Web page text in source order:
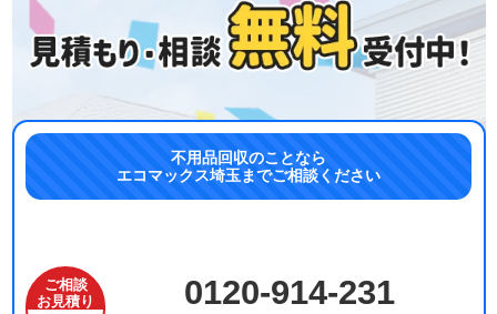
不用品回収のことなら
エコマックス埼玉までご相談ください
ご相談
お見積り
0120-914-231